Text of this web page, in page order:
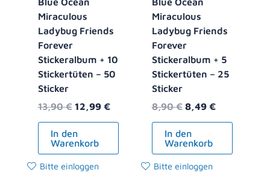
Miraculous
Ladybug Friends
Forever
Stickeralbum + 10
Stickertüten – 50
Sticker
13,90€ 12,99 €
In den
Warenkorb
Bitte einloggen
Miraculous
Ladybug Friends
Forever
Stickeralbum + 5
Stickertüten – 25
Sticker
8,90€ 8,49 €
In den
Warenkorb
Bitte einloggen